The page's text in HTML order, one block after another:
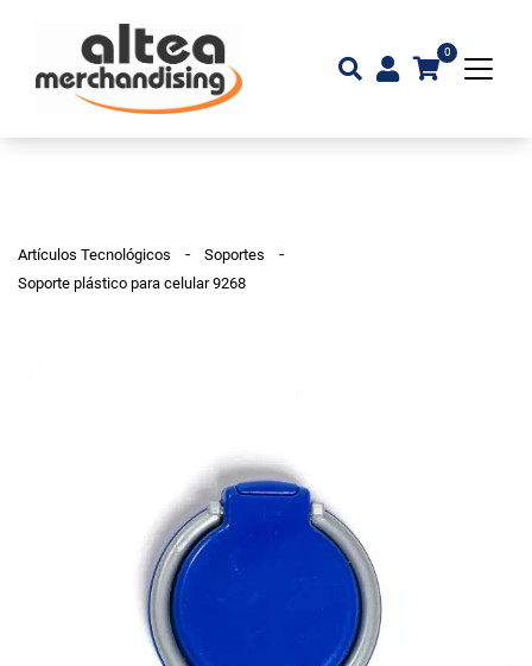
0
Artículos Tecnológicos - Soportes -
Soporte plástico para celular 9268